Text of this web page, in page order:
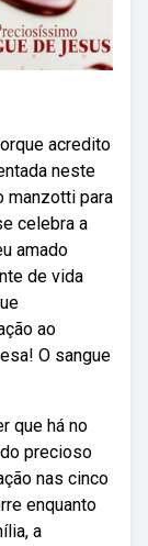
acredito
neste
manzotti para
celebra a
amado
de vida
ao
O sangue
que há no
precioso
nas cinco
enquanto
a